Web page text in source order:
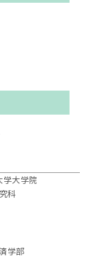
学大学院
科
学部